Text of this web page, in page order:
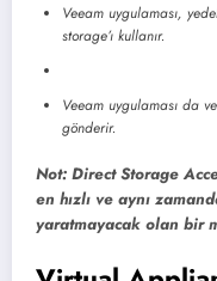
Veeam uygulaması,
storage’ı kullanır.
Veeam uygulaması da
gönderir.
Not: Direct Storage
en hızlı ve aynı
yaratmayacak olan bir